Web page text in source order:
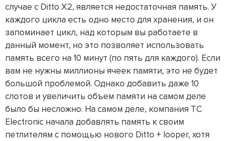
случае с Ditto X2, является недостаточная память. У
каждого цикла есть одно место для хранения, и он
запоминает цикл, над которым вы работаете в
данный момент, но это позволяет использовать
память всего на 10 минут (по пять для каждого). Если
вам не нужны миллионы ячеек памяти, это не будет
большой проблемой. Однако добавить даже 10
слотов и увеличить объем памяти на самом деле
было бы несложно. На самом деле, компания TC
Electronic начала добавлять память к своим
петлителям с помощью нового Ditto + looper, хотя